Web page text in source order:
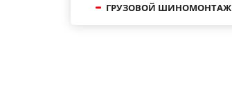
ГРУЗОВОЙ ШИНОМОНТАЖ